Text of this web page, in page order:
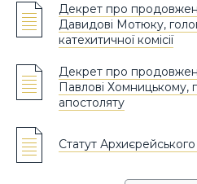
Декрет про
Давидові Мотюку,
катехитичної комісії
Декрет про
Павлові Хомницькому,
апостоляту
Статут